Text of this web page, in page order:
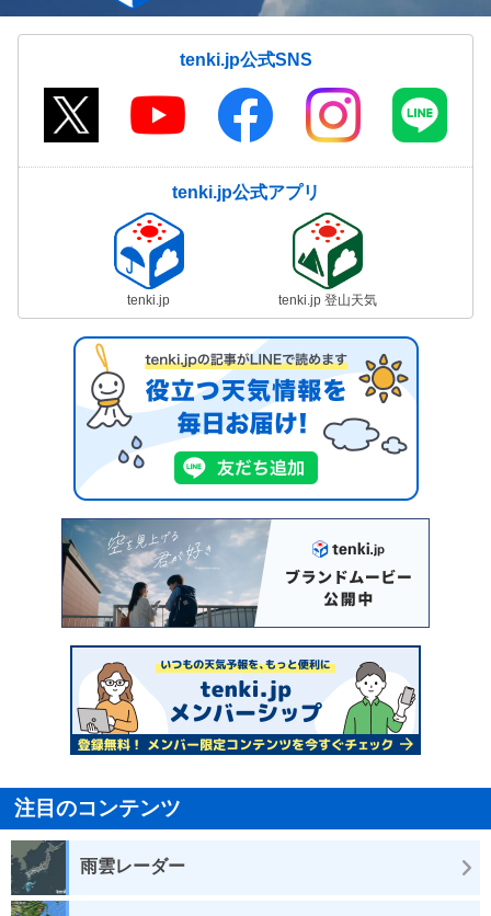
tenki.jp公式SNS
tenki.jp公式アプリ
tenki.jp tenki.jp 登山天気
注目のコンテンツ
雨雲レーダー